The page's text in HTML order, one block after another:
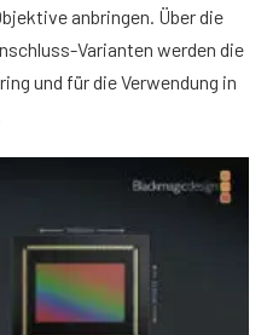
anbringen. Über die
Varianten werden die
und für die Verwendung in